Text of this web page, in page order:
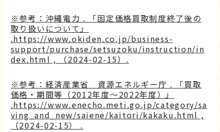
※参考：沖縄電力 . 「固定価格買取制度終了後の
取り扱いについて」
.https://www.okiden.co.jp/business-
support/purchase/setsuzoku/instruction/in
dex.html , （2024-02-15）.
※参考：経済産業省 資源エネルギー庁 . 「買取
価格・期間等（2012年度～2022年度）」
.https://www.enecho.meti.go.jp/category/sa
ving_and_new/saiene/kaitori/kakaku.html ,
（2024-02-15） .